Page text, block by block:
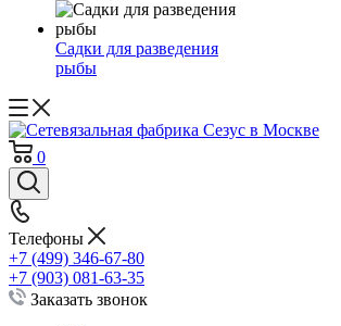
Садки для разведения
рыбы
0
Телефоны
+7 (499) 346-67-80
+7 (903) 081-63-35
Заказать звонок